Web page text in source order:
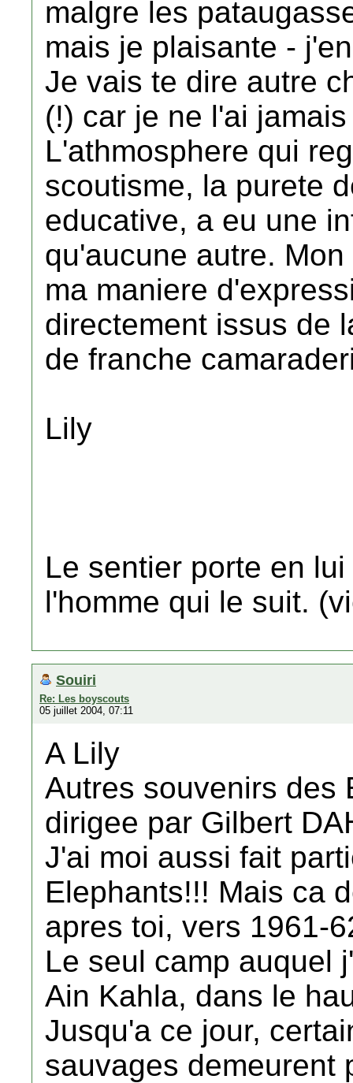
malgre les
mais je plaisante -
Je vais te dire autre
(!) car je ne l'ai
L'athmosphere qui
scoutisme, la purete
educative, a eu une
qu'aucune autre.
ma maniere
directement issus de
de franche
Lily
Le sentier porte en
l'homme qui le suit.
Souiri
Re: Les boyscouts
05 juillet 2004, 07:11
A Lily
Autres souvenirs des
dirigee par Gilbert
J'ai moi aussi fait
Elephants!!! Mais ca
apres toi, vers 1961-
Le seul camp auquel
Ain Kahla, dans le
Jusqu'a ce jour,
sauvages demeurent